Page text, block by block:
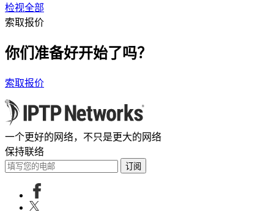
检视全部
索取报价
你们准备好开始了吗？
索取报价
一个更好的网络，不只是更大的网络
保持联络
订阅